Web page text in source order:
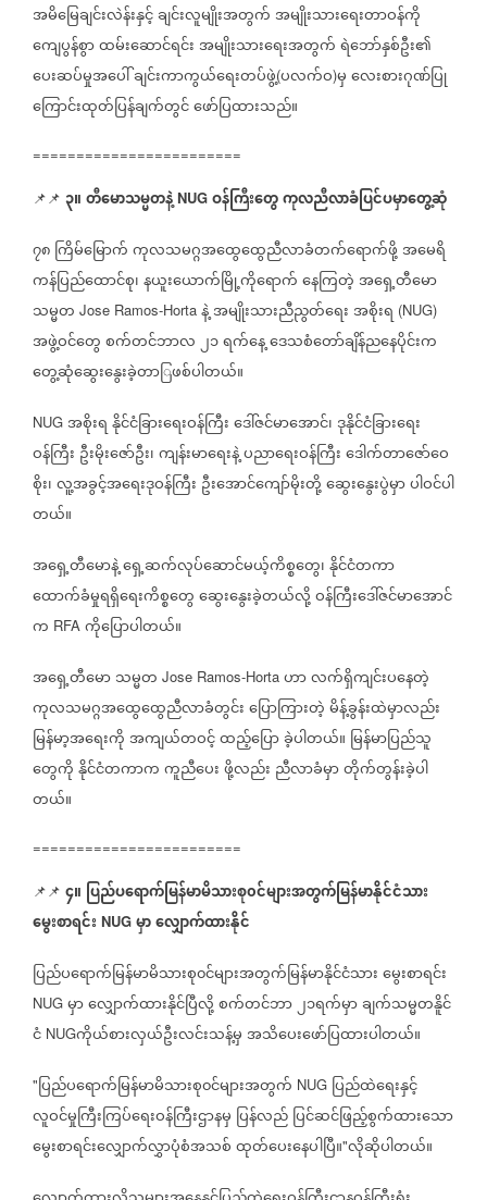
အမိမြေချင်းလဲန်းနှင့်ချင်းလူမျိုးအတွက်အမျိုးသားရေးတာဝန်ကို
ကျေပွန်စွာထမ်းဆောင်ရင်းအမျိုးသားရေးအတွက်ရဲဘော်နှစ်ဦး၏
ပေးဆပ်မှုအပေါ်ချင်းကာကွယ်ရေးတပ်ဖွဲ့(ပလက်ဝ)မှလေးစားဂုဏ်ပြု
ကြောင်းထုတ်ပြန်ချက်တွင်ဖော်ပြထားသည်။
========================
📌📌 ၃။တီမောသမ္မတနဲ့ NUG ဝန်ကြီးတွေကုလညီလာခံပြင်ပမှာတွေ့ဆုံ
၇၈ကြိမ်မြောက်ကုလသမဂ္ဂအထွေထွေညီလာခံတက်ရောက်ဖို့အမေရိ
ကန်ပြည်ထောင်စု၊နယူးယောက်မြို့ကိုရောက်နေကြတဲ့အရှေ့တီမော
သမ္မတ Jose Ramos-Horta နဲ့အမျိုးသားညီညွတ်ရေးအစိုးရ (NUG)
အဖွဲ့ဝင်တွေစက်တင်ဘာလ၂၁ရက်နေ့ဒေသစံတော်ချိန်ညနေပိုင်းက
တွေ့ဆုံဆွေးနွေးခဲ့တာြဖစ်ပါတယ်။
NUG အစိုးရနိုင်ငံခြားရေးဝန်ကြီးဒေါ်ဇင်မာအောင်၊ဒုနိုင်ငံခြားရေး
ဝန်ကြီး ဦးမိုးဇော်ဦး၊ကျန်းမာရေးနဲ့ပညာရေးဝန်ကြီးဒေါက်တာဇော်ဝေ
စိုး၊လူ့အခွင့်အရေးဒုဝန်ကြီး ဦးအောင်ကျော်မိုးတို့ဆွေးနွေးပွဲမှာပါဝင်ပါ
တယ်။
အရှေ့တီမောနဲ့ရှေ့ဆက်လုပ်ဆောင်မယ့်ကိစ္စတွေ၊နိုင်ငံတကာ
ထောက်ခံမှုရရှိရေးကိစ္စတွေဆွေးနွေးခဲ့တယ်လို့ဝန်ကြီးဒေါ်ဇင်မာအောင်
က RFA ကိုပြောပါတယ်။
အရှေ့တီမောသမ္မတ Jose Ramos-Horta ဟာလက်ရှိကျင်းပနေတဲ့
ကုလသမဂ္ဂအထွေထွေညီလာခံတွင်းပြောကြားတဲ့မိန့်ခွန်းထဲမှာလည်း
မြန်မာ့အရေးကိုအကျယ်တဝင့်ထည့်ပြောခဲ့ပါတယ်။ မြန်မာပြည်သူ
တွေကိုနိုင်ငံတကာကကူညီပေးဖို့လည်း ညီလာခံမှာတိုက်တွန်းခဲ့ပါ
တယ်။
========================
📌📌 ၄။ ပြည်ပရောက်မြန်မာမိသားစု၀င်များအတွက်မြန်မာနိုင်ငံသား
မွေးစာရင်း NUG မှာလျှောက်ထားနိုင်
ပြည်ပရောက်မြန်မာမိသားစု၀င်များအတွက်မြန်မာနိုင်ငံသားမွေးစာရင်း
NUG မှာလျှောက်ထားနိုင်ပြီလို့စက်တင်ဘာ၂၁ရက်မှာချက်သမ္မတနိူင်
ငံ NUGကိုယ်စားလှယ်ဦးလင်းသန့်မှအသိပေးဖော်ပြထားပါတယ်။
"ပြည်ပရောက်မြန်မာမိသားစု၀င်များအတွက် NUG ပြည်ထဲရေးနှင့်
လူဝင်မှုကြီးကြပ်ရေးဝန်ကြီးဌာနမှ ပြန်လည်ပြင်ဆင်ဖြည့်စွက်ထားသော
မွေးစာရင်းလျှောက်လွှာပုံစံအသစ်ထုတ်ပေးနေပါပြီ။"လိုဆိုပါတယ်။